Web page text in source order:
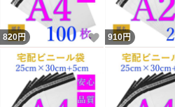
820円 いいね！
910円